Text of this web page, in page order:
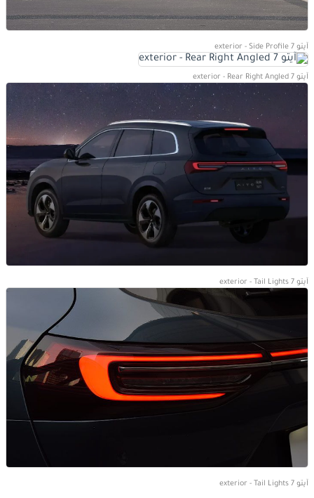
آيتو 7 exterior - Side Profile
آيتو 7 exterior - Rear Right Angled
آيتو 7 exterior - Tail Lights
آيتو 7 exterior - Tail Lights